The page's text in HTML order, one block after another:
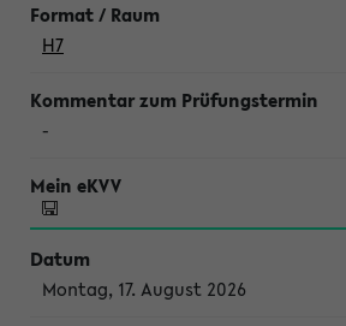
H7
-
Montag, 17. August 2026